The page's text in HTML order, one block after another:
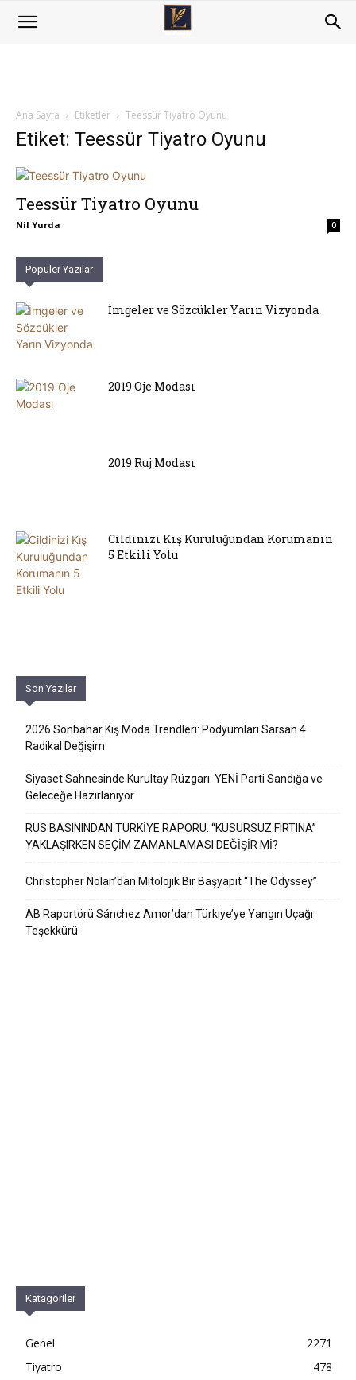
Ana Sayfa Etiketler Teessür Tiyatro Oyunu
Etiket: Teessür Tiyatro Oyunu
Teessür Tiyatro Oyunu
Nil Yurda 0
Popüler Yazılar
İmgeler ve Sözcükler Yarın Vizyonda
2019 Oje Modası
2019 Ruj Modası
Cildinizi Kış Kuruluğundan Korumanın
5 Etkili Yolu
Son Yazılar
2026 Sonbahar Kış Moda Trendleri: Podyumları Sarsan 4
Radikal Değişim
Siyaset Sahnesinde Kurultay Rüzgarı: YENİ Parti Sandığa ve
Geleceğe Hazırlanıyor
RUS BASININDAN TÜRKİYE RAPORU: “KUSURSUZ FIRTINA”
YAKLAŞIRKEN SEÇİM ZAMANLAMASI DEĞİŞİR Mİ?
Christopher Nolan’dan Mitolojik Bir Başyapıt “The Odyssey”
AB Raportörü Sánchez Amor’dan Türkiye’ye Yangın Uçağı
Teşekkürü
Katagoriler
Genel
2271
Tiyatro
478